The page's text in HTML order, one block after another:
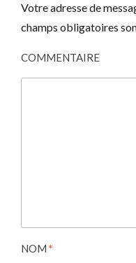
Votre adresse de
champs obligatoires
COMMENTAIRE
NOM *